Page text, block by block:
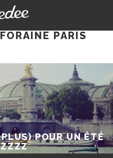
PARIS
POUR UN ÉTÉ